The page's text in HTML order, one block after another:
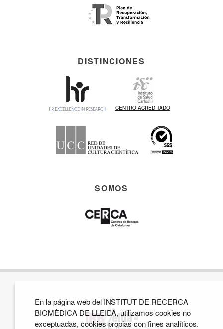
DISTINCIONES
CENTRO ACREDITADO
SOMOS
En la página web del INSTITUT DE RECERCA
BIOMÈDICA DE LLEIDA, utilizamos cookies no
exceptuadas, cookies propias con fines analíticos.